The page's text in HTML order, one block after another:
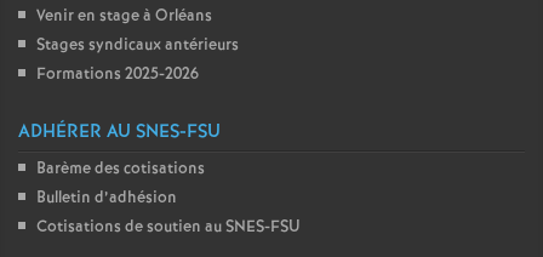
Venir en stage à Orléans
Stages syndicaux antérieurs
Formations 2025-2026
ADHÉRER AU SNES-FSU
Barème des cotisations
Bulletin d’adhésion
Cotisations de soutien au SNES-FSU